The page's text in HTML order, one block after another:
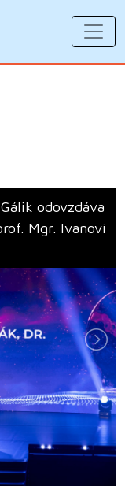
odovzdáva
Mgr. Ivanovi